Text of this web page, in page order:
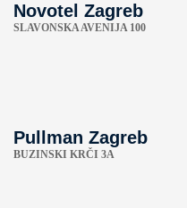
Novotel Zagreb
SLAVONSKA AVENIJA 100
Pullman Zagreb
BUZINSKI KRČI 3A